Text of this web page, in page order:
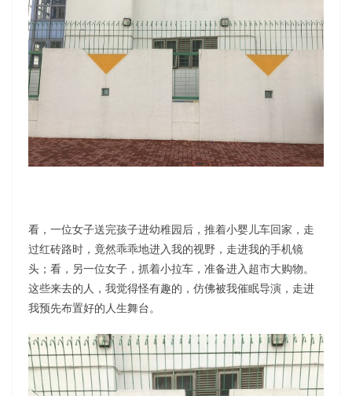
看，一位女子送完孩子进幼稚园后，推着小婴儿车回家，走
过红砖路时，竟然乖乖地进入我的视野，走进我的手机镜
头；看，另一位女子，抓着小拉车，准备进入超市大购物。
这些来去的人，我觉得怪有趣的，仿佛被我催眠导演，走进
我预先布置好的人生舞台。